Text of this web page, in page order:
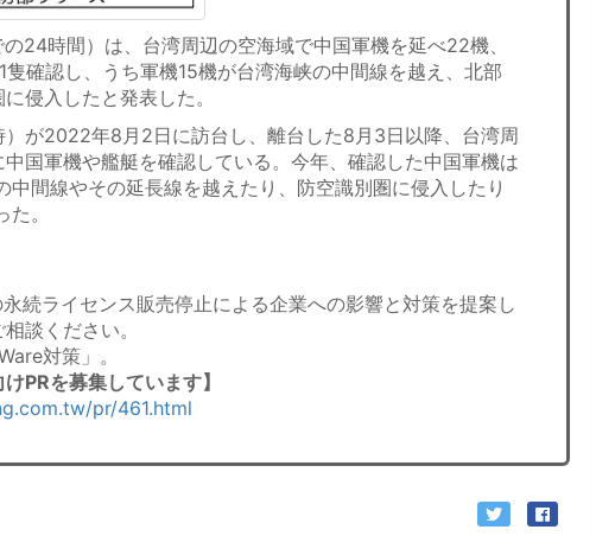
24時間）は、台湾周辺の空海域で中国軍機を延べ22機、
確認し、うち軍機15機が台湾海峡の中間線を越え、北部
侵入したと発表した。
が2022年8月2日に訪台し、離台した8月3日以降、台湾周
国軍機や艦艇を確認している。今年、確認した中国軍機は
中間線やその延長線を越えたり、防空識別圏に侵入したり
。
続ライセンス販売停止による企業への影響と対策を提案し
談ください。
対策」。
PRを募集しています】
pr/461.html